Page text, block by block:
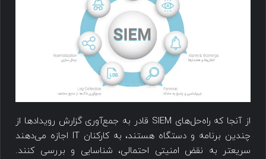
از آنجا که راه‌حل‌های SIEM قادر به جمع‌آوری گزارش رویدادها از
چندین برنامه و دستگاه هستند، به کارکنان IT اجازه می‌دهند
سریعتر به نقض امنیتی احتمالی، شناسایی و بررسی کنند.